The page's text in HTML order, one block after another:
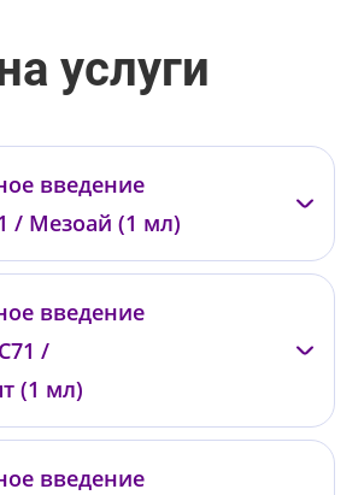
услуги
введение
/ Мезоай (1 мл)
введение
/
(1 мл)
введение